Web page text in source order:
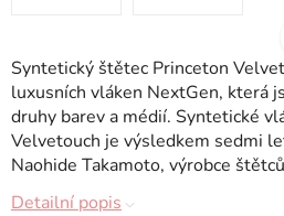
Syntetický štětec Princeton
luxusních vláken NextGen, která
druhy barev a médií. Syntetické
Velvetouch je výsledkem sedmi
Naohide Takamoto, výrobce
Detailní popis